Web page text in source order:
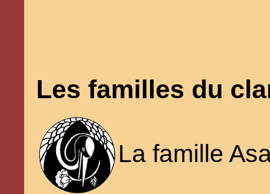
Les familles du
La famille